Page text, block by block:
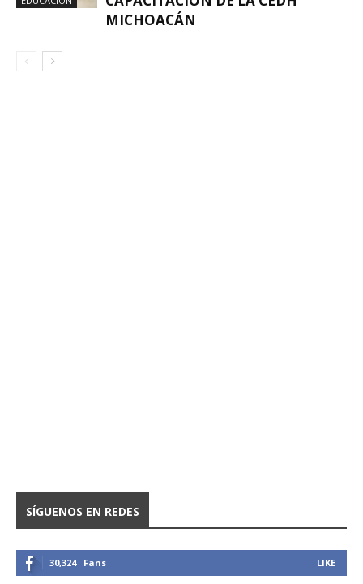
MICHOACÁN
SÍGUENOS EN REDES
30,324 Fans LIKE